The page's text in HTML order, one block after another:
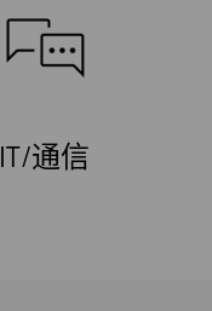
IT/通信